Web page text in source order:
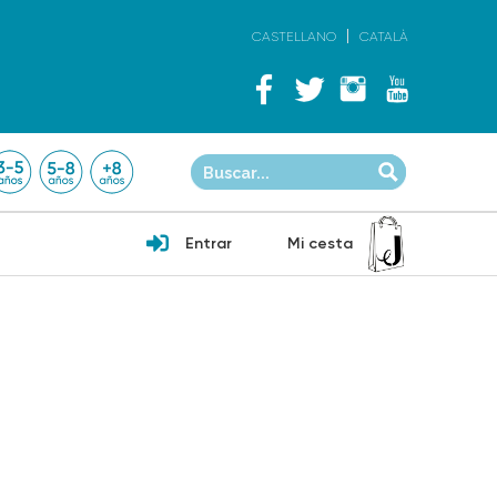
CASTELLANO CATALÀ
Entrar Mi cesta